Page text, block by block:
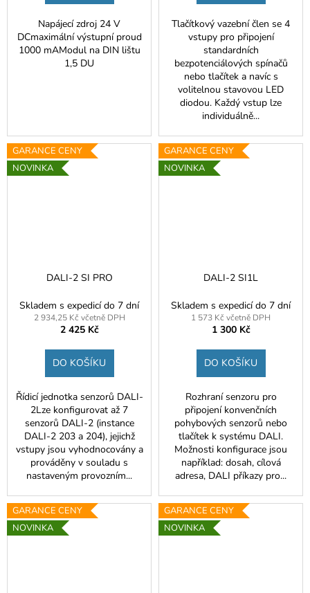
Napájecí zdroj 24 V
DCmaximální výstupní proud
1000 mAModul na DIN lištu
1,5 DU
Tlačítkový vazební člen se 4
vstupy pro připojení
standardních
bezpotenciálových spínačů
nebo tlačítek a navíc s
volitelnou stavovou LED
diodou. Každý vstup lze
individuálně...
GARANCE CENY
NOVINKA
DALI-2 SI PRO
Skladem s expedicí do 7 dní
2 934,25 Kč včetně DPH
2 425 Kč
DO KOŠÍKU
Řídicí jednotka senzorů DALI-
2Lze konfigurovat až 7
senzorů DALI-2 (instance
DALI-2 203 a 204), jejichž
vstupy jsou vyhodnocovány a
prováděny v souladu s
nastaveným provozním...
GARANCE CENY
NOVINKA
DALI-2 SI1L
Skladem s expedicí do 7 dní
1 573 Kč včetně DPH
1 300 Kč
DO KOŠÍKU
Rozhraní senzoru pro
připojení konvenčních
pohybových senzorů nebo
tlačítek k systému DALI.
Možnosti konfigurace jsou
například: dosah, cílová
adresa, DALI příkazy pro...
GARANCE CENY
NOVINKA
GARANCE CENY
NOVINKA